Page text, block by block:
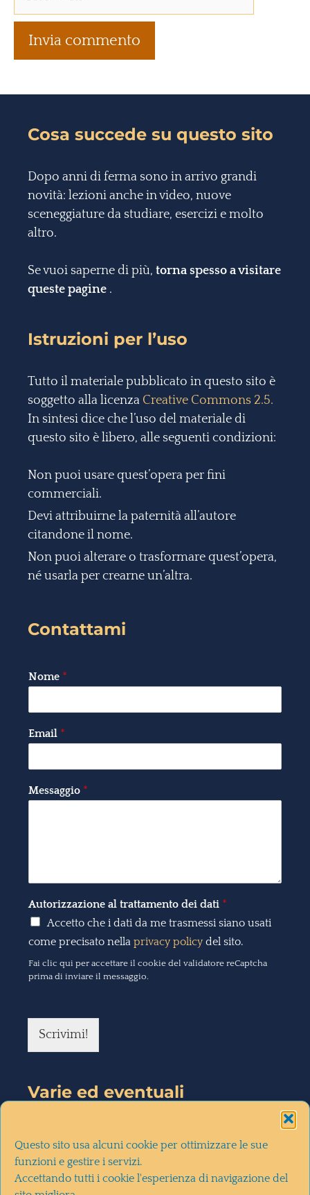
Questo sito usa alcuni cookie per ottimizzare le sue
funzioni e gestire i servizi.
Accettando tutti i cookie l'esperienza di navigazione del
Cosa succede su questo sito
Dopo anni di ferma sono in arrivo grandi
novità: lezioni anche in video, nuove
sceneggiature da studiare, esercizi e molto
altro.
Se vuoi saperne di più, torna spesso a visitare
queste pagine .
Istruzioni per l’uso
Tutto il materiale pubblicato in questo sito è
soggetto alla licenza Creative Commons 2.5.
In sintesi dice che l’uso del materiale di
questo sito è libero, alle seguenti condizioni:
Non puoi usare quest’opera per fini
commerciali.
Devi attribuirne la paternità all’autore
citandone il nome.
Non puoi alterare o trasformare quest’opera,
né usarla per crearne un’altra.
Contattami
Nome *
Email *
Messaggio *
Autorizzazione al trattamento dei dati *
Accetto che i dati da me trasmessi siano usati
come precisato nella privacy policy del sito.
Fai clic qui per accettare il cookie del validatore reCaptcha
prima di inviare il messaggio.
Scrivimi!
Varie ed eventuali
la mia intervista a
(28-
10-2020)